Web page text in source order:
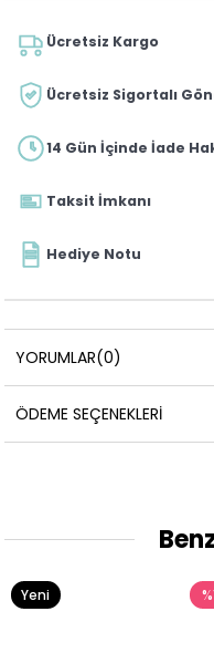
Ücretsiz Kargo
Ücretsiz Sigortalı
14 Gün İçinde İade
Taksit İmkanı
Hediye Notu
YORUMLAR(0)
ÖDEME SEÇENEKLERI
Yeni